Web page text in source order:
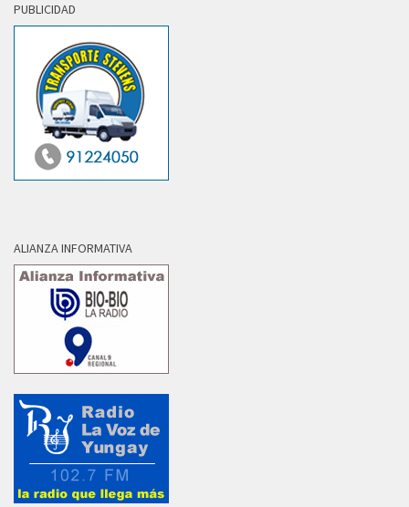
PUBLICIDAD
ALIANZA INFORMATIVA